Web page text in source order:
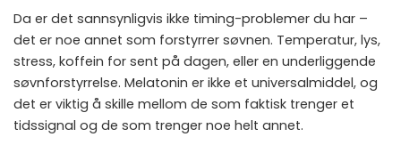
Da er det sannsynligvis ikke timing-problemer du har –
det er noe annet som forstyrrer søvnen. Temperatur, lys,
stress, koffein for sent på dagen, eller en underliggende
søvnforstyrrelse. Melatonin er ikke et universalmiddel, og
det er viktig å skille mellom de som faktisk trenger et
tidssignal og de som trenger noe helt annet.